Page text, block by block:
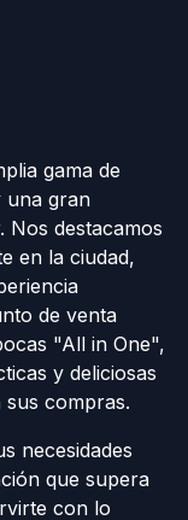
gama de
una gran
Nos destacamos
en la ciudad,
de venta
"All in One",
y deliciosas
compras.
necesidades
que supera
con lo